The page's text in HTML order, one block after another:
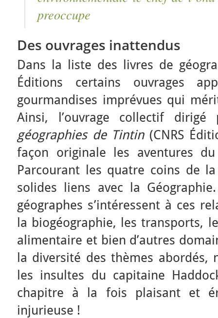
preoccupe
Des ouvrages inattendus
Dans la liste des livres de
Éditions certains ouvrages
gourmandises imprévues qui
Ainsi, l’ouvrage collectif
géographies de Tintin(CNRS
façon originale les aventures
Parcourant les quatre coins de
solides liens avec la
géographes s’intéressent à ces
la biogéographie, les transports,
alimentaire et bien d’autres
la diversité des thèmes
les insultes du capitaine
chapitre à la fois plaisant et
injurieuse !